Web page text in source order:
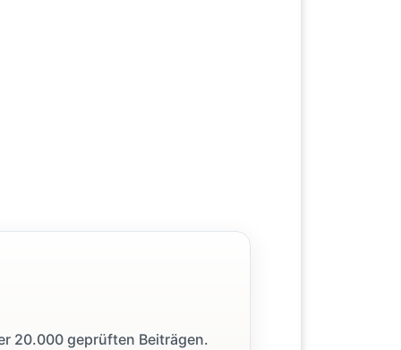
20.000 geprüften Beiträgen.